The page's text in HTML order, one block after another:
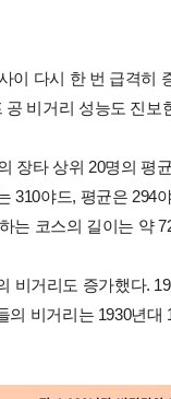
이 다시 한 번 급격
비거리 성능도 진보
장타 상위 20명의 평
310야드, 평균은 294
는 코스의 길이는 약
비거리도 증가했다.
의 비거리는 1930년